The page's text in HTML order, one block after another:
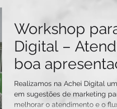
Workshop
Digital –
boa
Realizamos na Achei Digital
em sugestões de marketing para atualizar e
melhorar o atendimento e o